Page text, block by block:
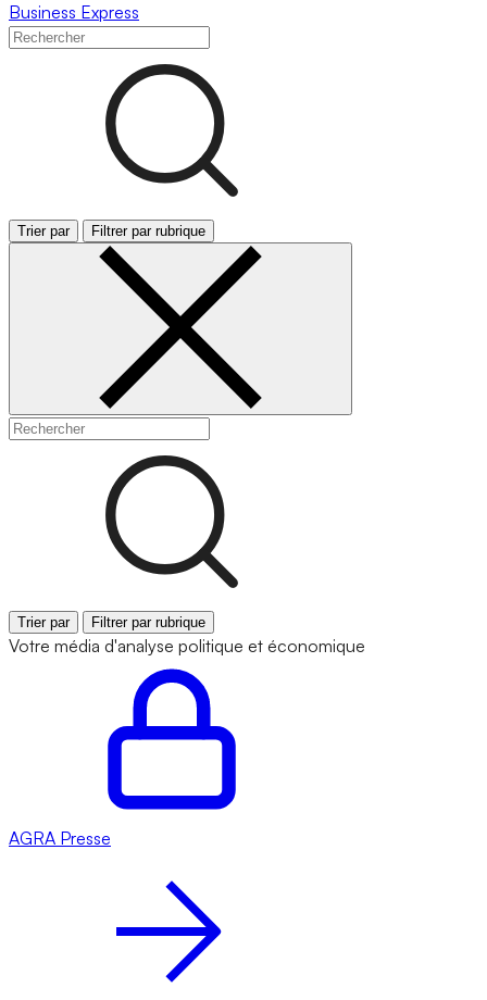
Business Express
Trier par Filtrer par rubrique
Trier par Filtrer par rubrique
Votre média d'analyse politique et économique
AGRA Presse